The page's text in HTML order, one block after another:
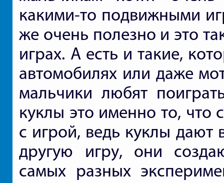
какими-то подвижными
же очень полезно и это
играх. А есть и такие,
автомобилях или даже
мальчики любят
куклы это именно то, что
с игрой, ведь куклы дают
другую игру, они
самых разных